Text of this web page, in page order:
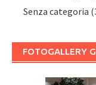
Senza categoria
FOTOGALLERY